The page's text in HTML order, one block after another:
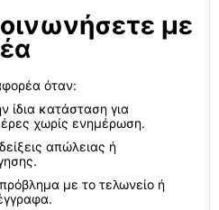
με
όταν:
ίδια κατάσταση για
χωρίς ενημέρωση.
απώλειας ή
με το τελωνείο ή